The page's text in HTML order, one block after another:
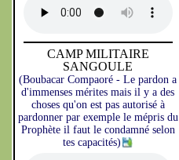
CAMP MILITAIRE
SANGOULE
(Boubacar Compaoré - Le pardon a
d'immenses mérites mais il y a des
choses qu'on est pas autorisé à
pardonner par exemple le mépris du
Prophète il faut le condamné selon
tes capacités)